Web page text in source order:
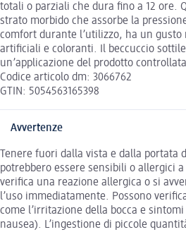
totali o parziali che dura fino a 12 ore.
strato morbido che assorbe la
comfort durante l’utilizzo, ha un gusto
artificiali e coloranti. Il beccuccio
un’applicazione del prodotto
Codice articolo dm: 3066762
GTIN: 5054563165398
Avvertenze
Tenere fuori dalla vista e dalla portata
potrebbero essere sensibili o allergici
verifica una reazione allergica o si
l’uso immediatamente. Possono
come l’irritazione della bocca e
nausea). L’ingestione di piccole